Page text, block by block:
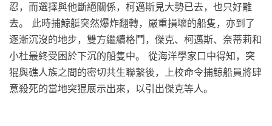
忍，而選擇與他斷絕關係，柯邁斯見大勢已去，也只好離
去。 此時捕鯨艇突然爆炸翻轉，嚴重損壞的船隻，亦到了
逐漸沉沒的地步，雙方繼續格鬥，傑克、柯邁斯、奈蒂莉和
小杜最終受困於下沉的船隻中。 從海洋學家口中得知，突
猑與礁人族之間的密切共生聯繫後，上校命令捕鯨船員將肆
意殺死的當地突猑展示出來，以引出傑克等人。